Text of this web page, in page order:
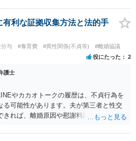
双方協議の上増減出来る」と「通知義務
で、私に収入が入った事は相手に通知が
文言が無くても養育費の見直しは適宜出
でしょうか？との点はそのとおりかと思
あった場合に変更するので毎年見直す
にしてください。
利な証拠収集方法と法的手
分与 #養育費 #異性関係(不貞等) #離婚協議
役にたった 2
護士
やカカオトークの履歴は、不貞行為を
る可能性があります。夫が第三者と性交
きれば、離婚原因や慰謝料請求を検討す
あれば、その期間や回数が分かる資料は